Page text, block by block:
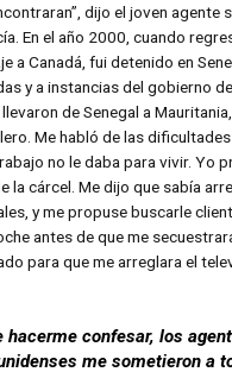
dijo el joven agente
En el año 2000, cuando
a Canadá, fui detenido en
y a instancias del gobierno
de Senegal a
Me habló de las
no le daba para vivir. Yo
la cárcel. Me dijo que sabía
y me propuse buscarle
antes de que me
para que me arreglara el
hacerme confesar, los
me sometieron a